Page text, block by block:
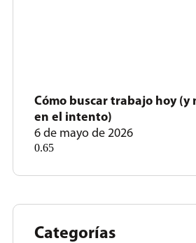
Cómo buscar trabajo hoy (y
en el intento)
6 de mayo de 2026
Categorías